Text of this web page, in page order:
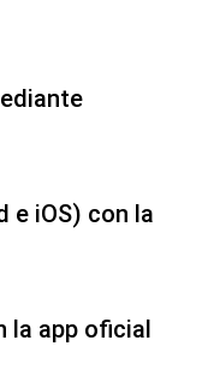
e iOS) con la
la app oficial